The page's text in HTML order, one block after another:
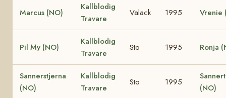
Marcus (NO)
Kallblodig
Travare
Valack 1995 Vrenie
Pil My (NO)
Kallblodig
Travare
Sto 1995 Ronja
Sannerstjerna
(NO)
Kallblodig
Travare
Sto 1995
(NO)